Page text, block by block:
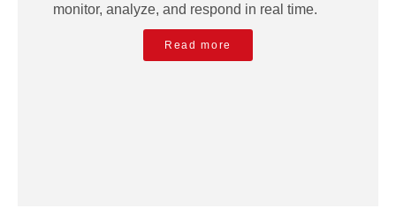
monitor, analyze, and respond in real time.
Read more